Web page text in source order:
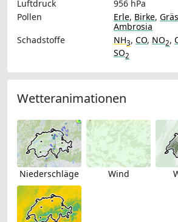
Luftdruck
956 hPa
Pollen
Erle, Birke,
Ambrosia
Schadstoffe
NH3, CO, NO2,
SO2
Wetteranimationen
Niederschläge Wind